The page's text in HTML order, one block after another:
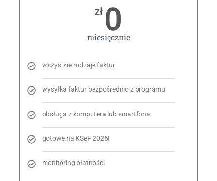
zł 0
miesięcznie
wszystkie rodzaje faktur
wysyłka faktur bezpośrednio z programu
obsługa z komputera lub smartfona
gotowe na KSeF 2026!
monitoring płatności